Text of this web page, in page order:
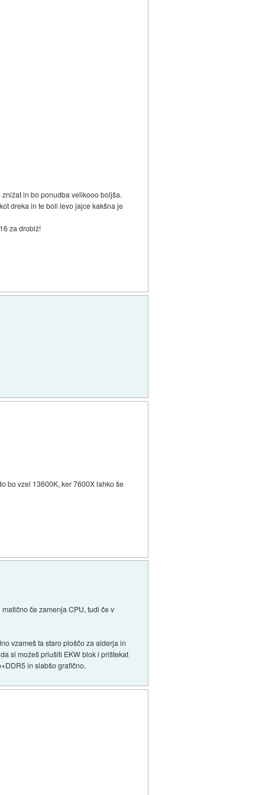
in bo ponudba velikooo boljša.
dreka in te boli levo jajce kakšna je
za drobiž!
bo vzel 13600K, ker 7600X lahko še
če zamenja CPU, tudi če v
vzameš ta staro ploščo za alderja in
si možeš priušiti EKW blok i prištekat
in slabšo grafično.